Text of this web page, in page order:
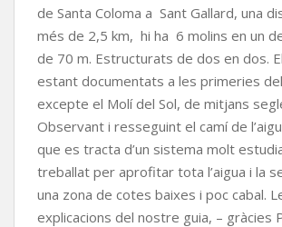
de Santa Coloma a Sant Gallard, una
més de 2,5 km, hi ha 6 molins en un
de 70 m. Estructurats de dos en dos.
estant documentats a les primeries
excepte el Molí del Sol, de mitjans
Observant i resseguint el camí de
que es tracta d’un sistema molt
treballat per aprofitar tota l’aigua i la
una zona de cotes baixes i poc cabal.
explicacions del nostre guia, – gràcies